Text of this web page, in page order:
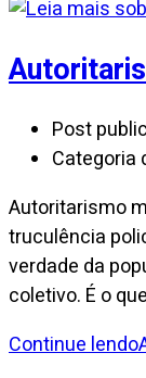
Post
Categoria
Autoritarismo
truculência
verdade da
coletivo. É o
Continue lendo